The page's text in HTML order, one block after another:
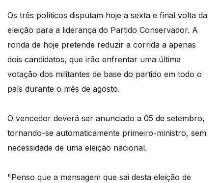
Os três políticos disputam hoje a sexta e final volta da
eleição para a liderança do Partido Conservador. A
ronda de hoje pretende reduzir a corrida a apenas
dois candidatos, que irão enfrentar uma última
votação dos militantes de base do partido em todo o
país durante o mês de agosto.
O vencedor deverá ser anunciado a 05 de setembro,
tornando-se automaticamente primeiro-ministro, sem
necessidade de uma eleição nacional.
"Penso que a mensagem que sai desta eleição de